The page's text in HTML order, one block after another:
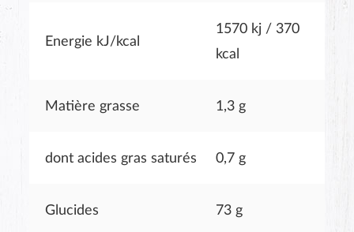
Energie kJ/kcal
1570 kj / 370
kcal
Matière grasse 1,3 g
dont acides gras saturés 0,7 g
Glucides 73 g